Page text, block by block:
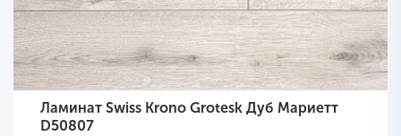
Ламинат Swiss Krono Grotesk Дуб Мариетт
D50807